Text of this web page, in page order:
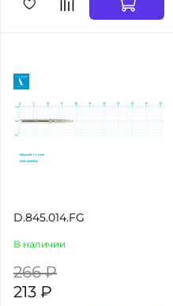
D.845.014.FG
В наличии
266 ₽
213 ₽